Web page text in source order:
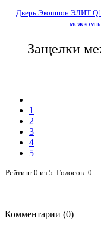
Дверь Экошпон ЭЛИТ
Защелки
1
2
3
4
5
Рейтинг 0 из 5. Голосов: 0
Комментарии (0)